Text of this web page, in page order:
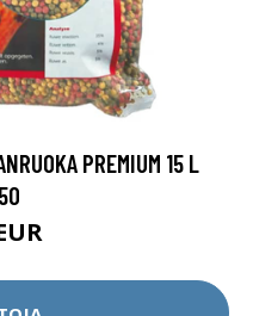
PREMIUM 15 L